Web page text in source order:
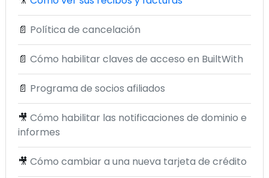
📄 Política de cancelación
📄 Cómo habilitar claves de acceso en BuiltWith
📄 Programa de socios afiliados
🎥 Cómo habilitar las notificaciones de dominio e
informes
🎥 Cómo cambiar a una nueva tarjeta de crédito